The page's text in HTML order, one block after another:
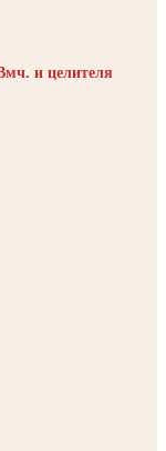
и целителя